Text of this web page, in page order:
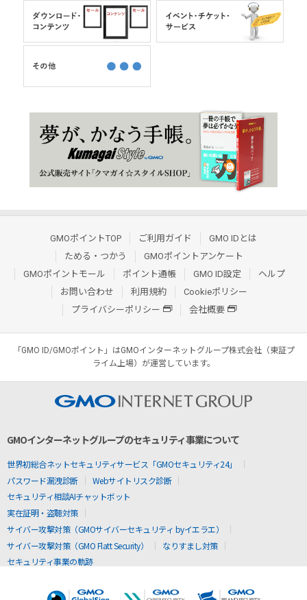
GMOポイントTOP ご利用ガイド
GMO IDとは
ためる・つかう
GMOポイントアンケート
GMOポイントモール
ポイント通帳 GMO ID設定
ヘルプ
お問い合わせ
利用規約
Cookieポリシー
プライバシーポリシー
会社概要
「GMO ID/GMOポイント」はGMOインターネットグループ株式会社（東証プ
ライム上場）が運営しています。
GMOインターネットグループのセキュリティ事業について
世界初総合ネットセキュリティサービス「GMOセキュリティ24」
パスワード漏洩診断
Webサイトリスク診断
セキュリティ相談AIチャットボット
実在証明・盗聴対策
サイバー攻撃対策（GMOサイバーセキュリティ byイエラエ）
サイバー攻撃対策（GMO Flatt Security）
なりすまし対策
セキュリティ事業の軌跡